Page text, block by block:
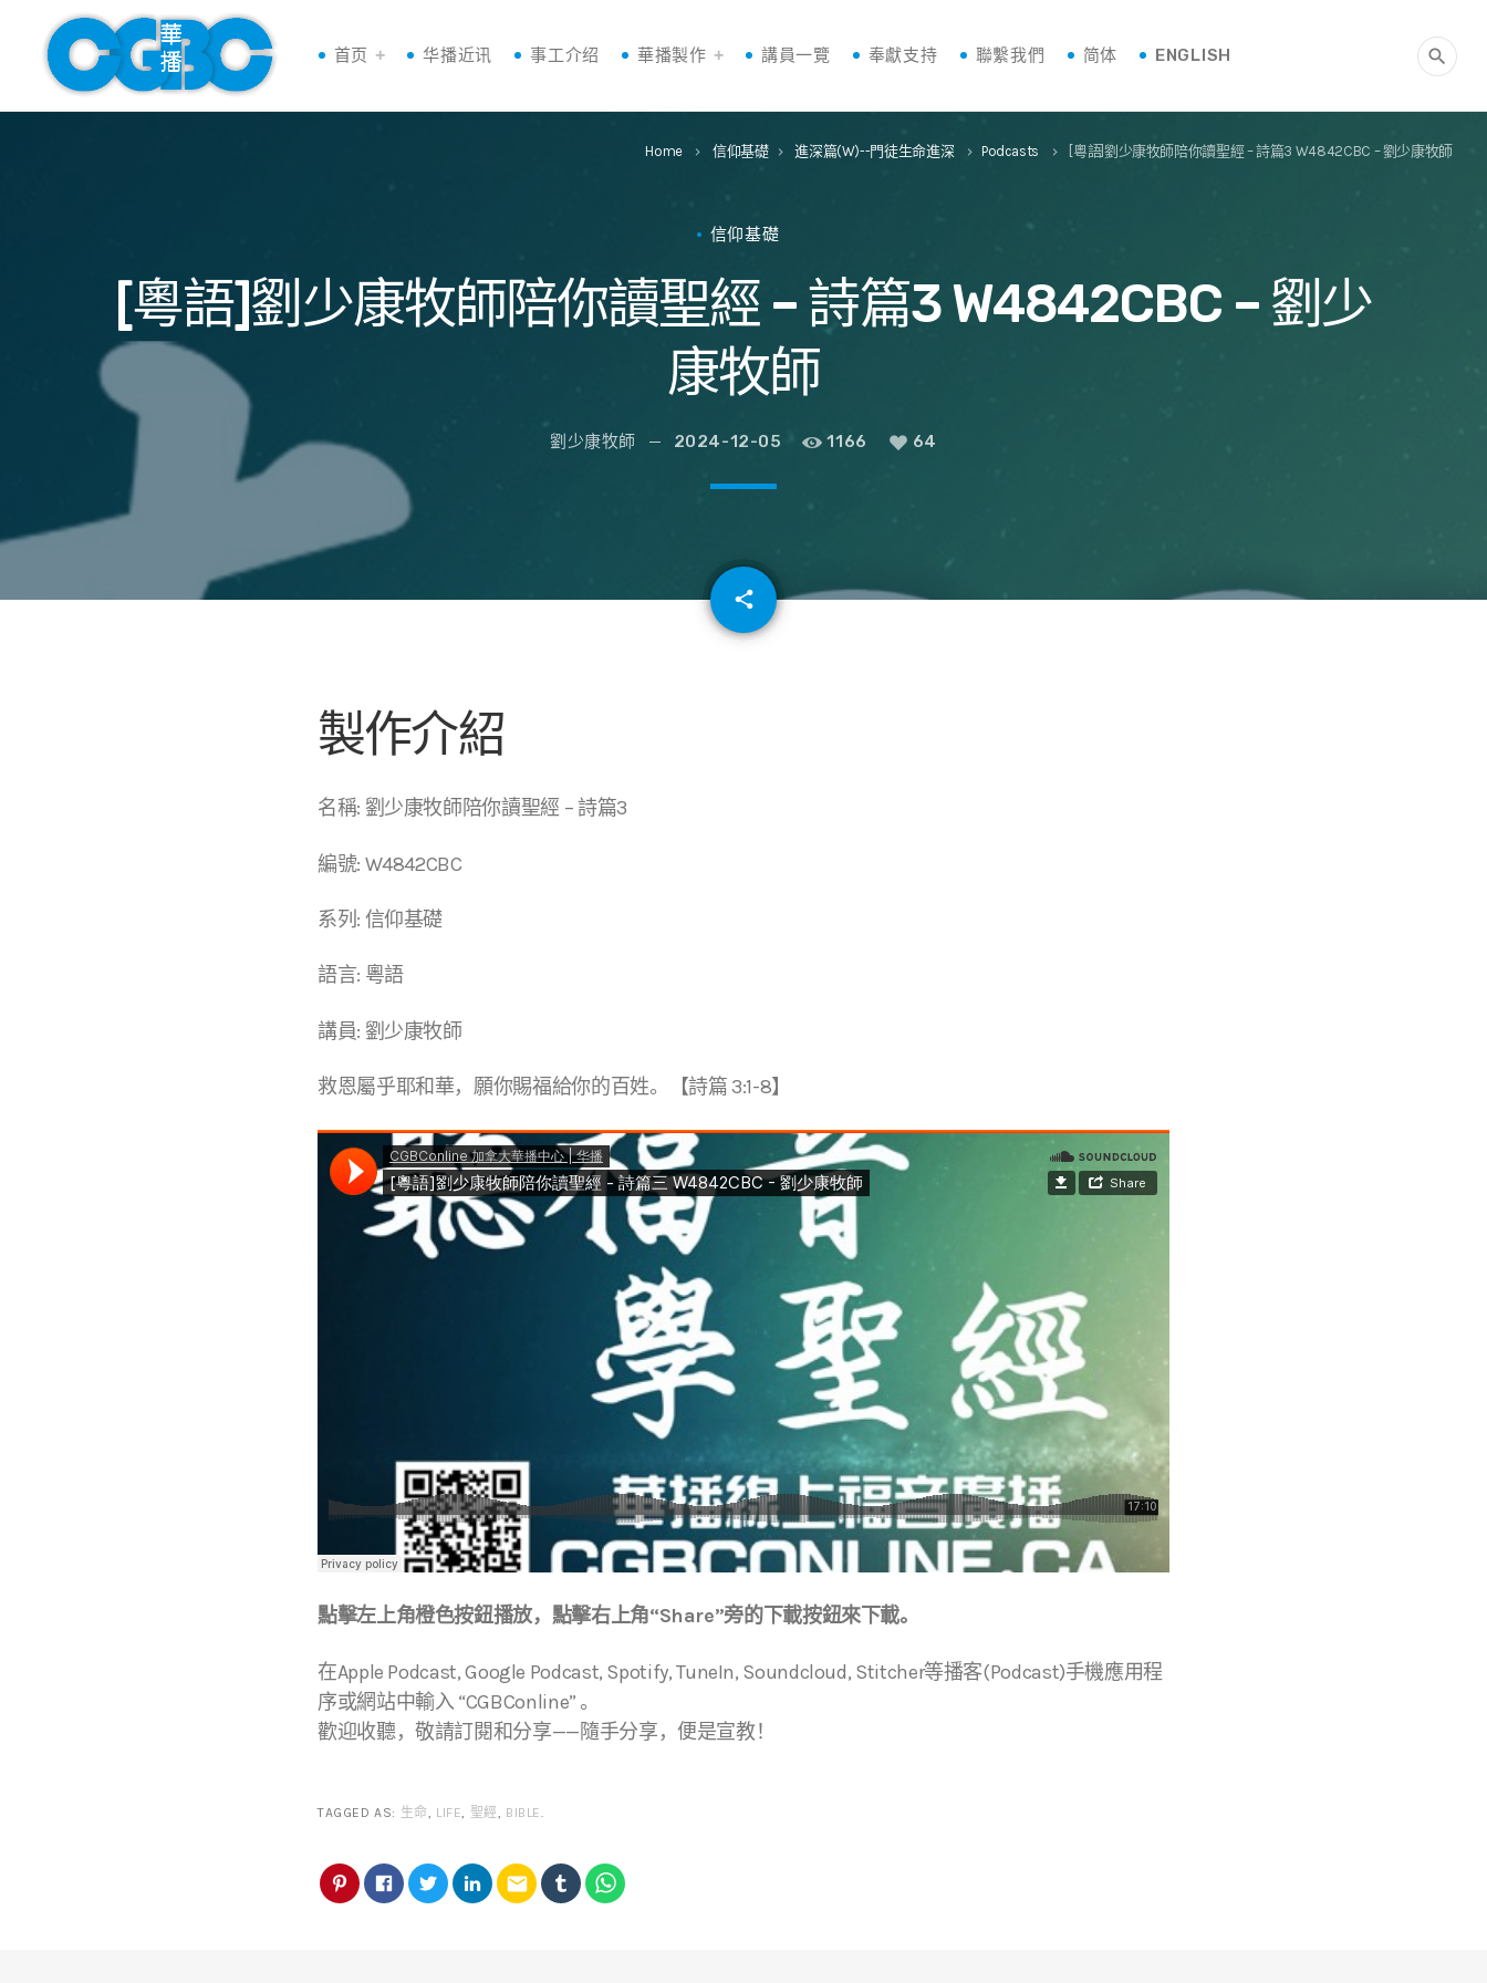
首页 华播近讯 事工介绍 華播製作 講員一覽 奉獻支持 聯繫我們 简体 ENGLISH search
Home keyboard_arrow_right 信仰基礎 keyboard_arrow_right 進深篇(W)--門徒生命進深 keyboard_arrow_right Podcasts keyboard_arrow_right [粵語]劉少康牧師陪你讀聖經 – 詩篇3 W4842CBC – 劉少康牧師
信仰基礎
[粵語]劉少康牧師陪你讀聖經 – 詩篇3 W4842CBC – 劉少
康牧師
劉少康牧師 2024-12-05 1166 64
share
email
製作介紹
名稱: 劉少康牧師陪你讀聖經 – 詩篇3
編號: W4842CBC
系列: 信仰基礎
語言: 粵語
講員: 劉少康牧師
救恩屬乎耶和華，願你賜福給你的百姓。【詩篇 3:1-8】
點擊左上角橙色按鈕播放，點擊右上角“Share”旁的下載按鈕來下載。
在Apple Podcast, Google Podcast, Spotify, TuneIn, Soundcloud, Stitcher等播客(Podcast)手機應用程
序或網站中輸入 “CGBConline” 。
歡迎收聽，敬請訂閱和分享——隨手分享，便是宣教！
TAGGED AS: 生命 LIFE 聖經 BIBLE
email